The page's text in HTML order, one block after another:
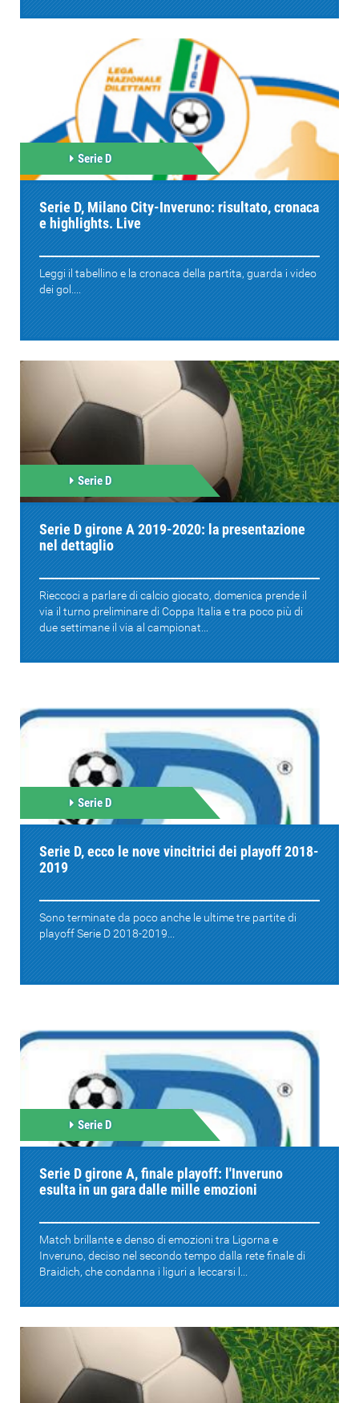
Serie D
Serie D, Milano City-Inveruno: risultato, cronaca
e highlights. Live
Leggi il tabellino e la cronaca della partita, guarda i video
dei gol....
Serie D
Serie D girone A 2019-2020: la presentazione
nel dettaglio
Rieccoci a parlare di calcio giocato, domenica prende il
via il turno preliminare di Coppa Italia e tra poco più di
due settimane il via al campionat...
Serie D
Serie D, ecco le nove vincitrici dei playoff 2018-
2019
Sono terminate da poco anche le ultime tre partite di
playoff Serie D 2018-2019...
Serie D
Serie D girone A, finale playoff: l'Inveruno
esulta in un gara dalle mille emozioni
Match brillante e denso di emozioni tra Ligorna e
Inveruno, deciso nel secondo tempo dalla rete finale di
Braidich, che condanna i liguri a leccarsi l...